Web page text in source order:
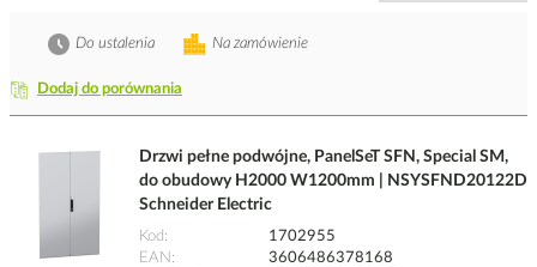
Dodaj do porównania
Na zamówienie
Do ustalenia
Drzwi pełne podwójne, PanelSeT SFN, Special SM,
do obudowy H2000 W1200mm | NSYSFND20122D
Schneider Electric
Kod
1702955
EAN
3606486378168